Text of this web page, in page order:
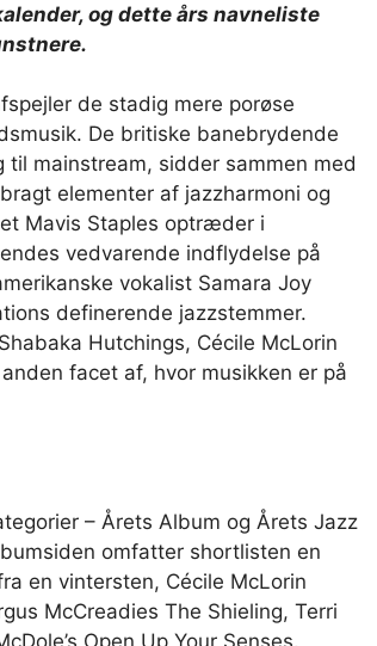
og dette års navneliste
de stadig mere porøse
De britiske banebrydende
mainstream, sidder sammen med
elementer af jazzharmoni og
Mavis Staples optræder i
vedvarende indflydelse på
vokalist Samara Joy
definerende jazzstemmer.
Hutchings, Cécile McLorin
facet af, hvor musikken er på
– Årets Album og Årets Jazz
omfatter shortlisten en
en vintersten, Cécile McLorin
McCreadies The Shieling, Terri